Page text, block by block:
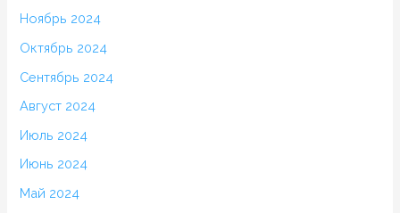
Ноябрь 2024
Октябрь 2024
Сентябрь 2024
Август 2024
Июль 2024
Июнь 2024
Май 2024